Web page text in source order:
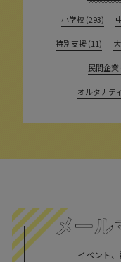
小学校 (293)
特別支援 (11)
民間企業
オルタナテ
イベント